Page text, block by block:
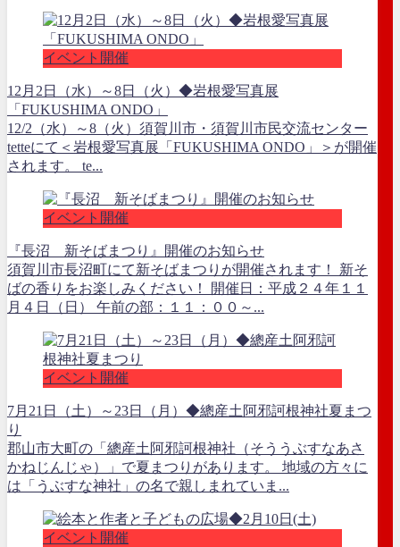
イベント開催
12月2日（水）～8日（火）◆岩根愛写真展
「FUKUSHIMA ONDO」
12/2（水）～8（火）須賀川市・須賀川市民交流センター
tetteにて＜岩根愛写真展「FUKUSHIMA ONDO」＞が開催
されます。 te...
イベント開催
『長沼 新そばまつり』開催のお知らせ
須賀川市長沼町にて新そばまつりが開催されます！ 新そ
ばの香りをお楽しみください！ 開催日：平成２４年１１
月４日（日） 午前の部：１１：００～...
イベント開催
7月21日（土）～23日（月）◆總産土阿邪訶根神社夏まつ
り
郡山市大町の「總産土阿邪訶根神社（そううぶすなあさ
かねじんじゃ）」で夏まつりがあります。 地域の方々に
は「うぶすな神社」の名で親しまれていま...
イベント開催